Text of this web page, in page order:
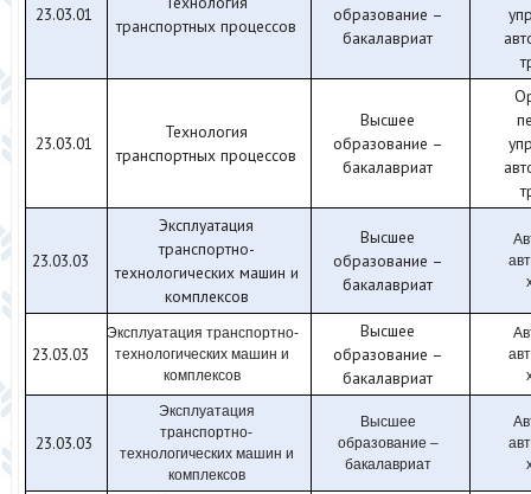
23.03.01
транспортных процессов
образование –
бакалавриат
23.03.01
Технология
транспортных процессов
Высшее
образование –
бакалавриат
23.03.03
Эксплуатация
транспортно-
технологических машин и
комплексов
Высшее
образование –
бакалавриат
23.03.03
Эксплуатация транспортно-
технологических машин и
комплексов
Высшее
образование –
бакалавриат
23.03.03
Эксплуатация
транспортно-
технологических машин и
комплексов
Высшее
образование –
бакалавриат